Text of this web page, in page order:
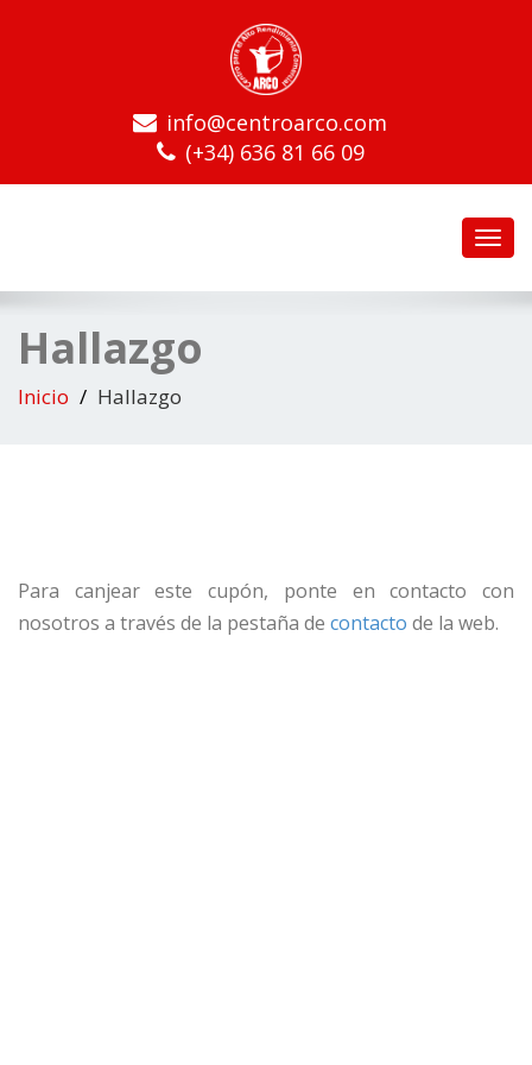
info@centroarco.com
(+34) 636 81 66 09
Hallazgo
Inicio Hallazgo
Para canjear este cupón, ponte en contacto con
nosotros a través de la pestaña de contacto de la web.